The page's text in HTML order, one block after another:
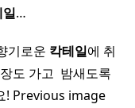
…
기로운 칵테일에 취
도 가고 ​ 밤새도록
! Previous image